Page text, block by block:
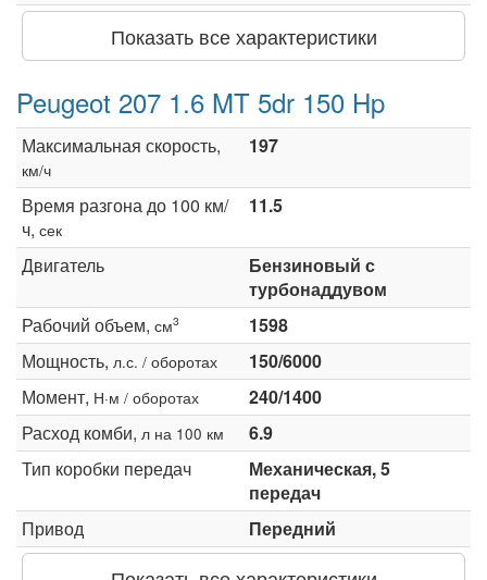
Показать все характеристики
Peugeot 207 1.6 MT 5dr 150 Hp
Максимальная скорость,
км/ч
197
Время разгона до 100 км/
ч, сек
11.5
Двигатель
Бензиновый с
турбонаддувом
Рабочий объем, см3
1598
Мощность, л.с. / оборотах
150/6000
Момент, Н·м / оборотах
240/1400
Расход комби, л на 100 км
6.9
Тип коробки передач
Механическая, 5
передач
Привод
Передний